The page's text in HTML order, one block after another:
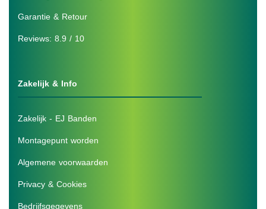
Garantie & Retour
Reviews: 8.9 / 10
Zakelijk & Info
Zakelijk - EJ Banden
Montagepunt worden
Algemene voorwaarden
Privacy & Cookies
Bedrijfsgegevens